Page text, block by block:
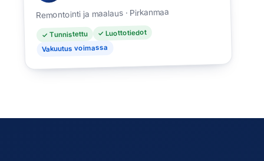
Remontointi ja maalaus · Pirkanmaa
✓ Tunnistettu ✓ Luottotiedot
Vakuutus voimassa